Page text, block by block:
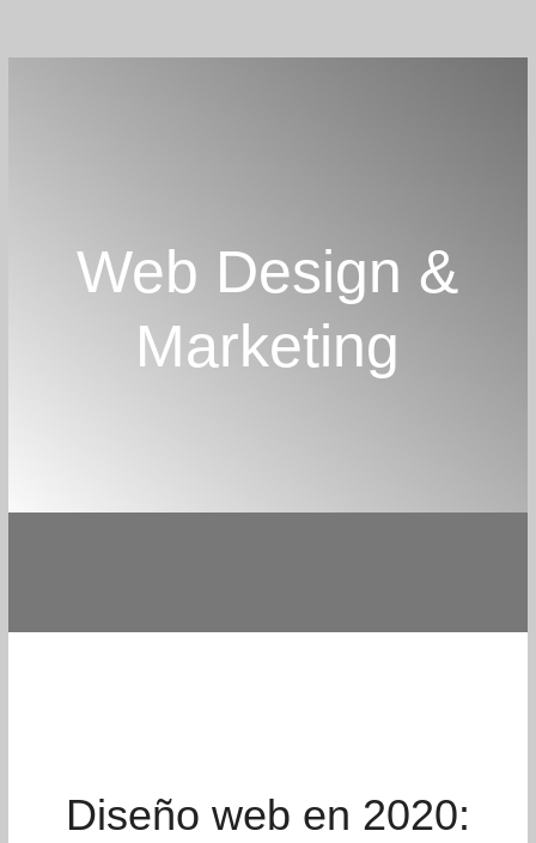
Web Design &
Marketing
Diseño web en 2020: